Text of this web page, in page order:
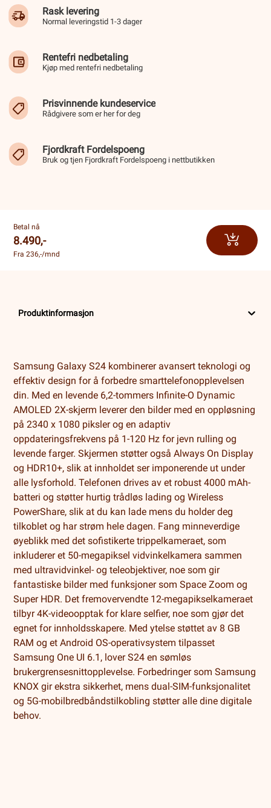
Rask levering
Normal leveringstid 1-3 dager
Rentefri nedbetaling
Kjøp med rentefri nedbetaling
Prisvinnende kundeservice
Rådgivere som er her for deg
Fjordkraft Fordelspoeng
Bruk og tjen Fjordkraft Fordelspoeng i nettbutikken
Betal nå
8.490,-
Fra 236,-/mnd
Produktinformasjon
Samsung Galaxy S24 kombinerer avansert teknologi og
effektiv design for å forbedre smarttelefonopplevelsen
din. Med en levende 6,2-tommers Infinite-O Dynamic
AMOLED 2X-skjerm leverer den bilder med en oppløsning
på 2340 x 1080 piksler og en adaptiv
oppdateringsfrekvens på 1-120 Hz for jevn rulling og
levende farger. Skjermen støtter også Always On Display
og HDR10+, slik at innholdet ser imponerende ut under
alle lysforhold. Telefonen drives av et robust 4000 mAh-
batteri og støtter hurtig trådløs lading og Wireless
PowerShare, slik at du kan lade mens du holder deg
tilkoblet og har strøm hele dagen. Fang minneverdige
øyeblikk med det sofistikerte trippelkameraet, som
inkluderer et 50-megapiksel vidvinkelkamera sammen
med ultravidvinkel- og teleobjektiver, noe som gir
fantastiske bilder med funksjoner som Space Zoom og
Super HDR. Det fremovervendte 12-megapikselkameraet
tilbyr 4K-videoopptak for klare selfier, noe som gjør det
egnet for innholdsskapere. Med ytelse støttet av 8 GB
RAM og et Android OS-operativsystem tilpasset
Samsung One UI 6.1, lover S24 en sømløs
brukergrensesnittopplevelse. Forbedringer som Samsung
KNOX gir ekstra sikkerhet, mens dual-SIM-funksjonalitet
og 5G-mobilbredbåndstilkobling støtter alle dine digitale
behov.